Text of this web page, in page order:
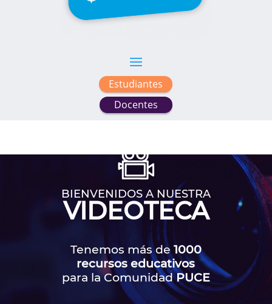
Estudiantes
Docentes
BIENVENIDOS A NUESTRA
VIDEOTECA
Tenemos más de1000
recursos educativos
para la ComunidadPUCE